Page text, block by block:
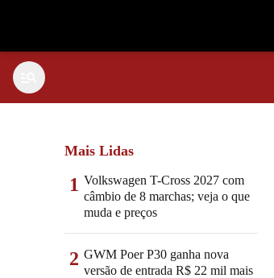
Mais Lidas
1 Volkswagen T-Cross 2027 com
câmbio de 8 marchas; veja o que
muda e preços
2 GWM Poer P30 ganha nova
versão de entrada R$ 22 mil mais